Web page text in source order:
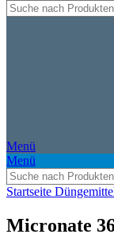
Menü
Menü
Startseite
Micronate